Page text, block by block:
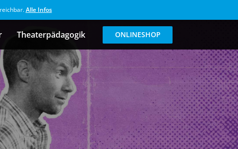
Alle Infos
Theaterpädagogik ONLINESHOP